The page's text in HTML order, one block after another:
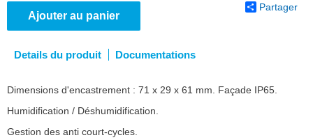
Ajouter au panier
Partager
Details du produit Documentations
Dimensions d'encastrement : 71 x 29 x 61 mm. Façade IP65.
Humidification / Déshumidification.
Gestion des anti court-cycles.